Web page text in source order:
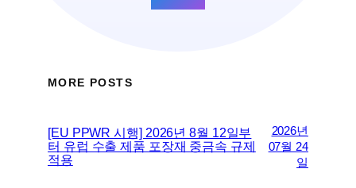
MORE POSTS
[EU PPWR 시행] 2026년 8월 12일부
터 유럽 수출 제품 포장재 중금속 규제
적용
2026년
07월 24
일